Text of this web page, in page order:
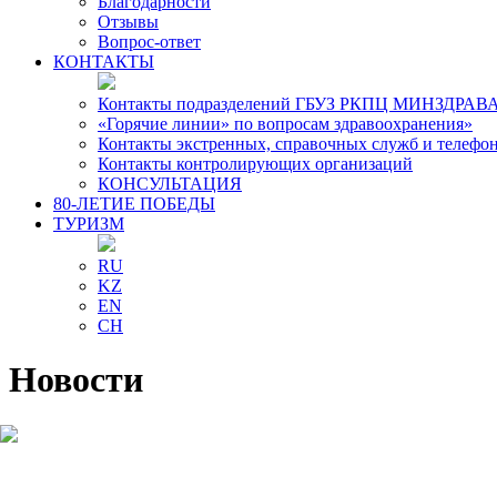
Отзывы
Вопрос-ответ
КОНТАКТЫ
Контакты подразделений ГБУЗ РКПЦ
«Горячие линии» по вопросам здравоохранения»
Контакты экстренных, справочных служб и
Контакты контролирующих организаций
КОНСУЛЬТАЦИЯ
80-ЛЕТИЕ ПОБЕДЫ
ТУРИЗМ
RU
KZ
EN
CH
Новости